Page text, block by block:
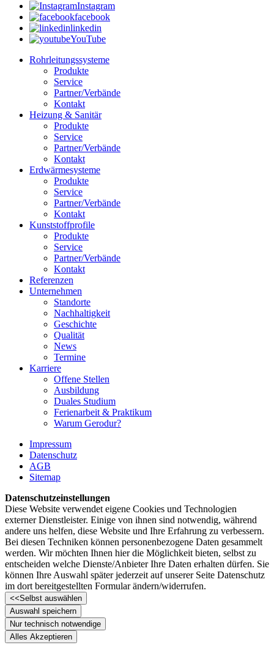
Instagram
facebook
linkedin
YouTube
Rohrleitungssysteme
Produkte
Service
Partner/Verbände
Kontakt
Heizung & Sanitär
Produkte
Service
Partner/Verbände
Kontakt
Erdwärmesysteme
Produkte
Service
Partner/Verbände
Kontakt
Kunststoffprofile
Produkte
Service
Partner/Verbände
Kontakt
Referenzen
Unternehmen
Standorte
Nachhaltigkeit
Geschichte
Qualität
News
Termine
Karriere
Offene Stellen
Ausbildung
Duales Studium
Ferienarbeit & Praktikum
Warum Gerodur?
Impressum
Datenschutz
AGB
Sitemap
Datenschutzeinstellungen
Diese Website verwendet eigene Cookies und Technologien
externer Dienstleister. Einige von ihnen sind notwendig, während
andere uns helfen, diese Website und Ihre Erfahrung zu verbessern.
Bei diesen Techniken können personenbezogene Daten gesammelt
werden. Wir möchten Ihnen hier die Möglichkeit bieten, selbst zu
entscheiden welche Dienste/­Anbieter Ihre Daten erhalten dürfen. Sie
können Ihre Auswahl später jederzeit auf unserer Seite Datenschutz
im dort bereitgestellten Formular ändern/­widerrufen.
<<Selbst auswählen
Auswahl speichern
Nur technisch notwendige
Alles Akzeptieren